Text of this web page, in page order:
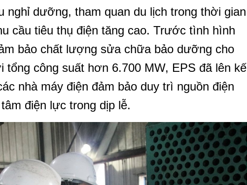
nghỉ dưỡng, tham quan du lịch trong thời gian
cầu tiêu thụ điện tăng cao. Trước tình hình
bảo chất lượng sửa chữa bảo dưỡng cho
tổng công suất hơn 6.700 MW, EPS đã lên kế
nhà máy điện đảm bảo duy trì nguồn điện
điện lực trong dịp lễ.